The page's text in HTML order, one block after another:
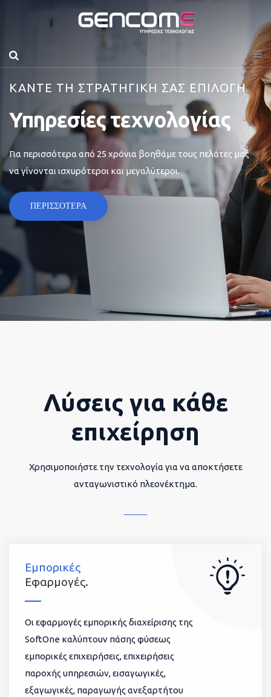
ΚΑΝΤΕ ΤΗ ΣΤΡΑΤΗΓΙΚΗ ΣΑΣ ΕΠΙΛΟΓΗ
Υπηρεσίες τεχνολογίας
Για περισσότερα από 25 χρόνια βοηθάμε τους πελάτες μας
να γίνονται ισχυρότεροι και μεγαλύτεροι.
ΠΕΡΙΣΣΟΤΕΡΑ
Λύσεις για κάθε
επιχείρηση
Χρησιμοποιήστε την τεχνολογία για να αποκτήσετε
ανταγωνιστικό πλεονέκτημα.
Εμπορικές
Εφαρμογές.
Οι εφαρμογές εμπορικής διαχείρισης της
SoftOne καλύπτουν πάσης φύσεως
εμπορικές επιχειρήσεις, επιχειρήσεις
παροχής υπηρεσιών, εισαγωγικές,
εξαγωγικές, παραγωγής ανεξαρτήτου